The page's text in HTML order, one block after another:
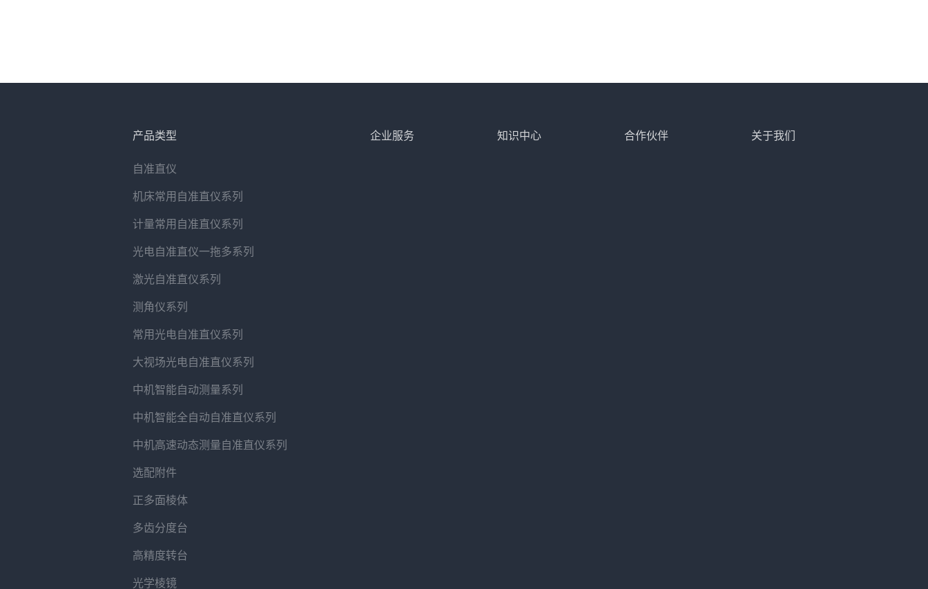
产品类型
自准直仪
机床常用自准直仪系列
计量常用自准直仪系列
光电自准直仪一拖多系列
激光自准直仪系列
测角仪系列
常用光电自准直仪系列
大视场光电自准直仪系列
中机智能自动测量系列
中机智能全自动自准直仪系列
中机高速动态测量自准直仪系列
选配附件
正多面棱体
多齿分度台
高精度转台
光学棱镜
企业服务 知识中心 合作伙伴 关于我们